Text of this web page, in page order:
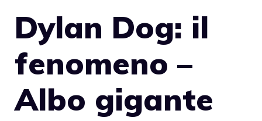
Dylan Dog: il
fenomeno –
Albo gigante